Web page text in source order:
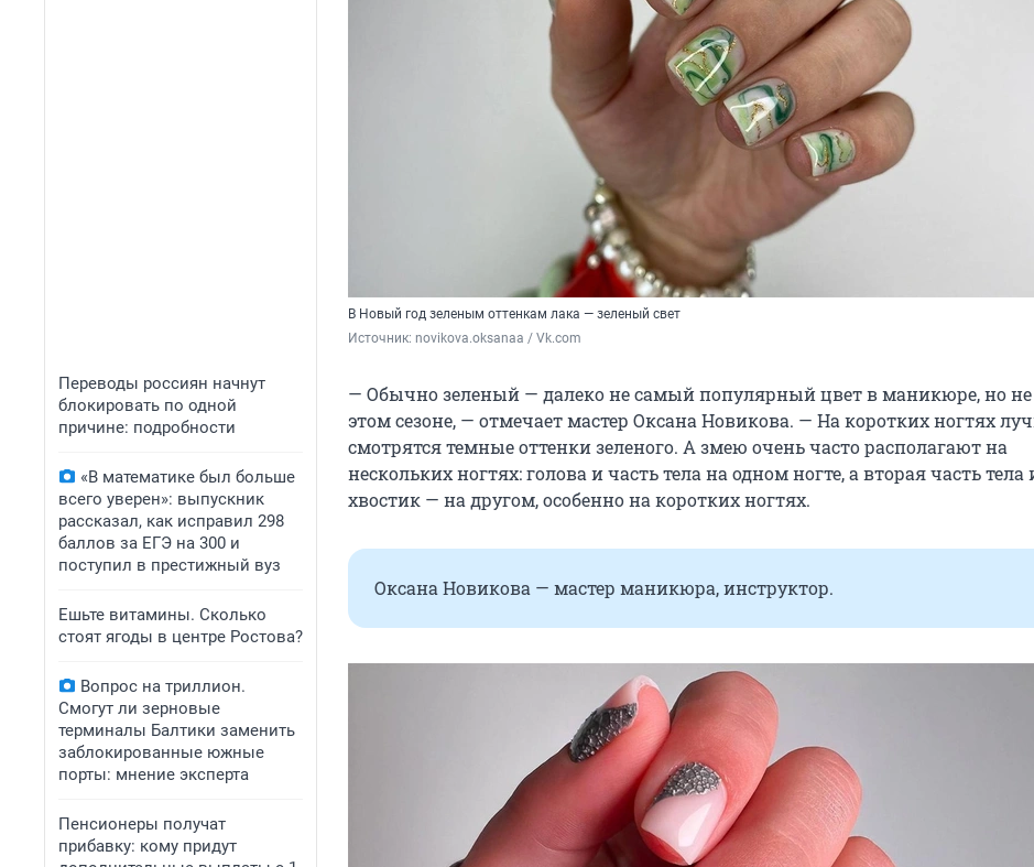
Переводы россиян начнут
блокировать по одной
причине: подробности
«В математике был больше
всего уверен»: выпускник
рассказал, как исправил 298
баллов за ЕГЭ на 300 и
поступил в престижный вуз
Ешьте витамины. Сколько
стоят ягоды в центре Ростова?
Вопрос на триллион.
Смогут ли зерновые
терминалы Балтики заменить
заблокированные южные
порты: мнение эксперта
Пенсионеры получат
прибавку: кому придут
В Новый год зеленым оттенкам лака — зеленый свет
Источник: novikova.oksanaa / Vk.com
— Обычно зеленый — далеко не самый популярный цвет в маникюре, но
этом сезоне, — отмечает мастер Оксана Новикова. — На коротких ногтях
смотрятся темные оттенки зеленого. А змею очень часто располагают на
нескольких ногтях: голова и часть тела на одном ногте, а вторая часть тела
хвостик — на другом, особенно на коротких ногтях.
Оксана Новикова — мастер маникюра, инструктор.